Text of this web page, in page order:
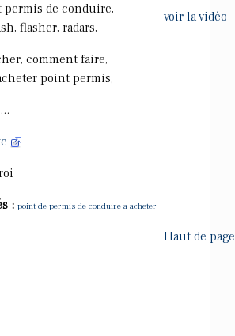
voir la vidéo
permis de conduire,
flasher, radars,
comment faire,
point permis,
: point de permis de conduire a acheter
Haut de page